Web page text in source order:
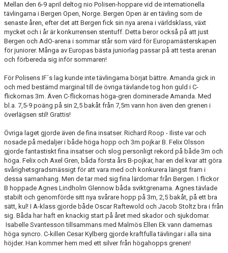
Mellan den 6-9 april deltog nio Polisen-hoppare vid de internationella
tävlingarna i Bergen Open, Norge. Bergen Open är en tävling som de
senaste åren, efter det att Bergen fick sin nya arena i världsklass, växt
mycket och i år är konkurrensen stentuff. Detta beror också på att just
Bergen och AdO-arena i sommar står som värd för Europamästerskapen
för juniorer. Många av Europas bästa juniorlag passar på att testa arenan
och förbereda sig inför sommaren!
För Polisens IF´s lag kunde inte tävlingarna börjat bättre. Amanda gick in
och med bestämd marginal till de övriga tävlande tog hon guld i C-
flickornas 3m. Även C-flickornas höga-gren dominerade Amanda. Med
bl.a. 7,5-9 poäng på sin 2,5 bakåt från 7,5m vann hon även den grenen i
överlägsen stil! Grattis!
Övriga laget gjorde även de fina insatser. Richard Roop - Iliste var och
nosade på medaljer i både höga hopp och 3m pojkar B. Felix Olsson
gjorde fantastiskt fina insatser och slog personligt rekord på både 3m och
höga. Felix och Axel Gren, båda första års B-pojkar, har en del kvar att göra
svårighetsgradsmässigt för att vara med och konkurera längst fram i
dessa samanhang. Men de tar med sig fina lärdomar från Bergen. I flickor
B hoppade Agnes Lindholm Glennow båda sviktgrenarna. Agnes tävlade
stabilt och genomförde sitt nya svårare hopp på 3m, 2,5 bakåt, på ett bra
sätt, kul! I A-klass gjorde både Oscar Raftewold och Jacob Stoltz bra i från
sig. Båda har haft en knackig start på året med skador och sjukdomar.
Isabelle Svantesson tillsammans med Malmös Ellen Ek vann damernas
höga syncro. C-killen Cesar Kylberg gjorde kraftfulla tävlingar i alla sina
höjder. Han kommer hem med ett silver från högahopps grenen!